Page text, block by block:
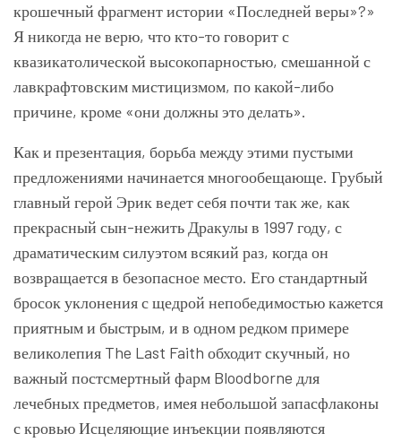
крошечный фрагмент истории «Последней веры»?»
Я никогда не верю, что кто-то говорит с
квазикатолической высокопарностью, смешанной с
лавкрафтовским мистицизмом, по какой-либо
причине, кроме «они должны это делать».
Как и презентация, борьба между этими пустыми
предложениями начинается многообещающе. Грубый
главный герой Эрик ведет себя почти так же, как
прекрасный сын-нежить Дракулы в 1997 году, с
драматическим силуэтом всякий раз, когда он
возвращается в безопасное место. Его стандартный
бросок уклонения с щедрой непобедимостью кажется
приятным и быстрым, и в одном редком примере
великолепия The Last Faith обходит скучный, но
важный постсмертный фарм Bloodborne для
лечебных предметов, имея небольшой запасфлаконы
с кровью Исцеляющие инъекции появляются